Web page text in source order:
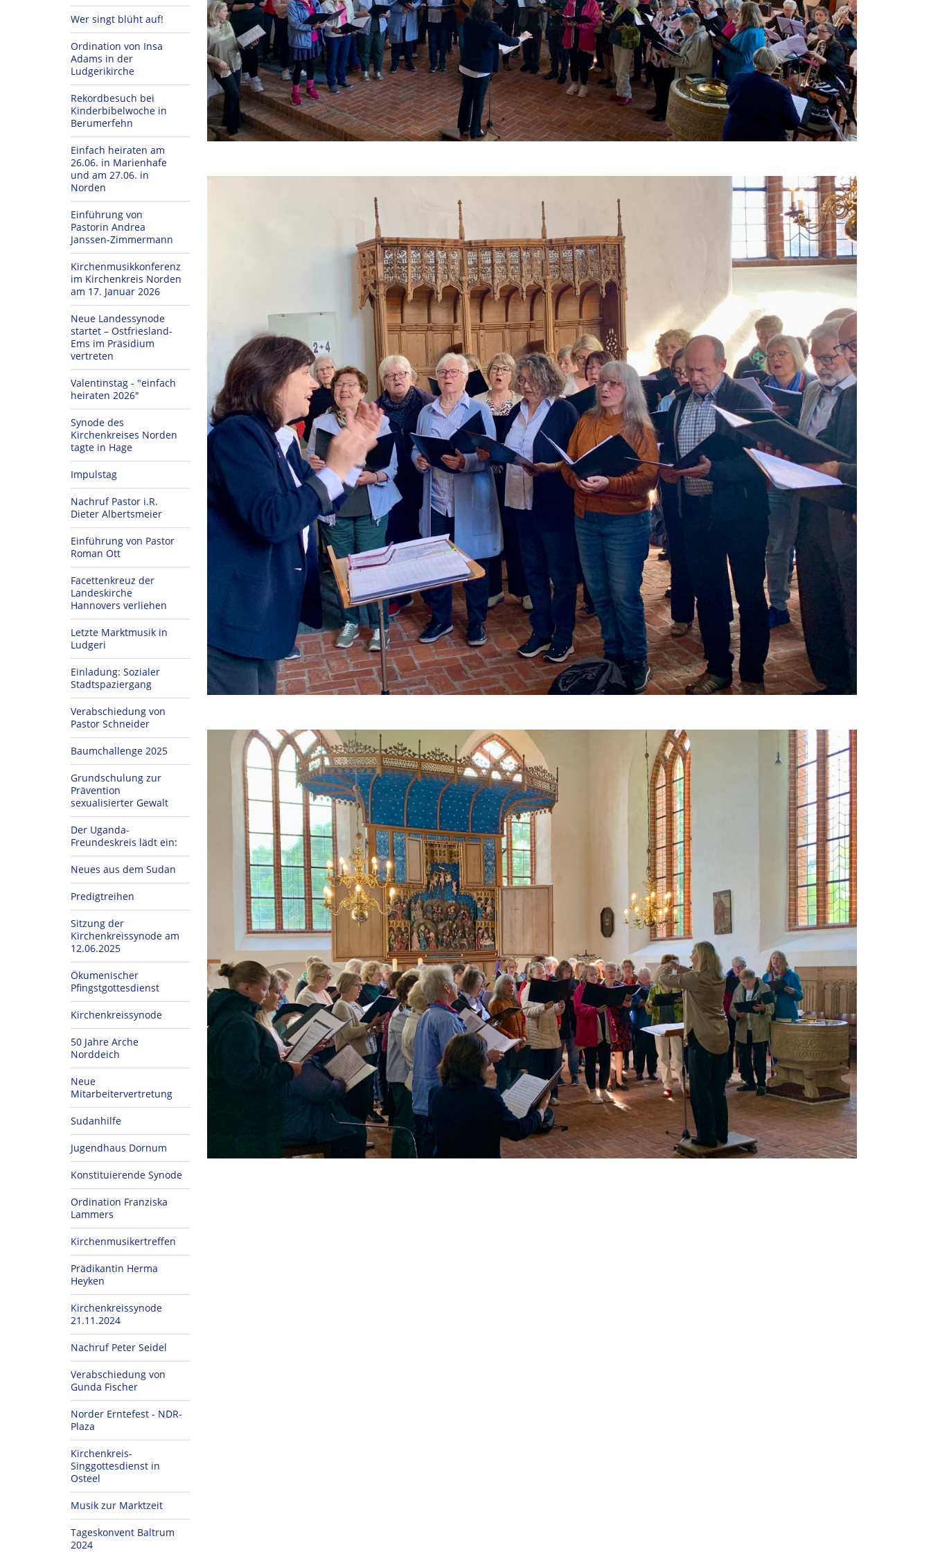
Wer singt blüht auf!
Ordination von Insa
Adams in der
Ludgerikirche
Rekordbesuch bei
Kinderbibelwoche in
Berumerfehn
Einfach heiraten am
26.06. in Marienhafe
und am 27.06. in
Norden
Einführung von
Pastorin Andrea
Janssen-Zimmermann
Kirchenmusikkonferenz
im Kirchenkreis Norden
am 17. Januar 2026
Neue Landessynode
startet – Ostfriesland-
Ems im Präsidium
vertreten
Valentinstag - "einfach
heiraten 2026"
Synode des
Kirchenkreises Norden
tagte in Hage
Impulstag
Nachruf Pastor i.R.
Dieter Albertsmeier
Einführung von Pastor
Roman Ott
Facettenkreuz der
Landeskirche
Hannovers verliehen
Letzte Marktmusik in
Ludgeri
Einladung: Sozialer
Stadtspaziergang
Verabschiedung von
Pastor Schneider
Baumchallenge 2025
Grundschulung zur
Prävention
sexualisierter Gewalt
Der Uganda-
Freundeskreis lädt ein:
Neues aus dem Sudan
Predigtreihen
Sitzung der
Kirchenkreissynode am
12.06.2025
Ökumenischer
Pfingstgottesdienst
Kirchenkreissynode
50 Jahre Arche
Norddeich
Neue
Mitarbeitervertretung
Sudanhilfe
Jugendhaus Dornum
Konstituierende Synode
Ordination Franziska
Lammers
Kirchenmusikertreffen
Prädikantin Herma
Heyken
Kirchenkreissynode
21.11.2024
Nachruf Peter Seidel
Verabschiedung von
Gunda Fischer
Norder Erntefest - NDR-
Plaza
Kirchenkreis-
Singgottesdienst in
Osteel
Musik zur Marktzeit
Tageskonvent Baltrum
2024